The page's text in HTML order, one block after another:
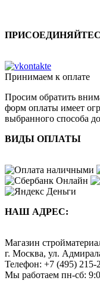
Принимаем к оплате
Просим обратить
форм оплаты имеет
выбранного способа
ВИДЫ ОПЛАТЫ
НАШ АДРЕС:
Магазин
г. Москва, ул.
Телефон: +7 (495) 215-
Мы работаем пн-сб: